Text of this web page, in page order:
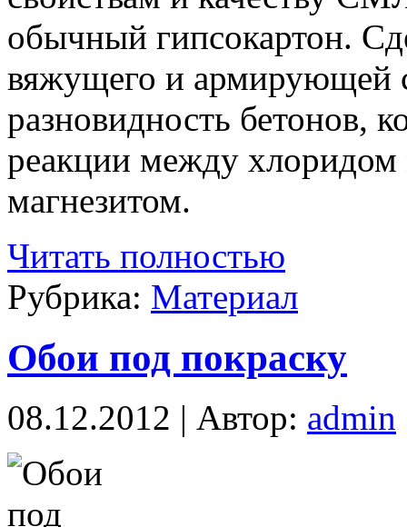
обычный гипсокартон.
вяжущего и армирующей
разновидность бетонов,
реакции между хлоридом
магнезитом.
Читать полностью
Рубрика: Материал
Обои под покраску
08.12.2012 | Автор: admin